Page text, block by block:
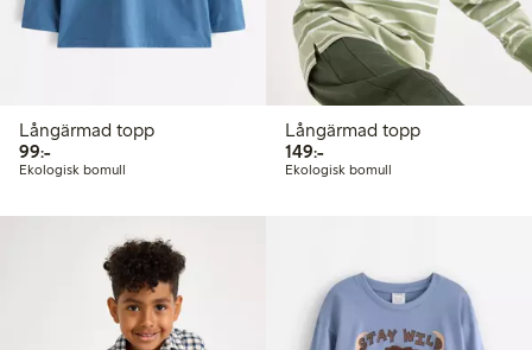
Långärmad topp
99:-99,00 kr
Ekologisk bomull
Långärmad topp
149:-149,00 kr
Ekologisk bomull